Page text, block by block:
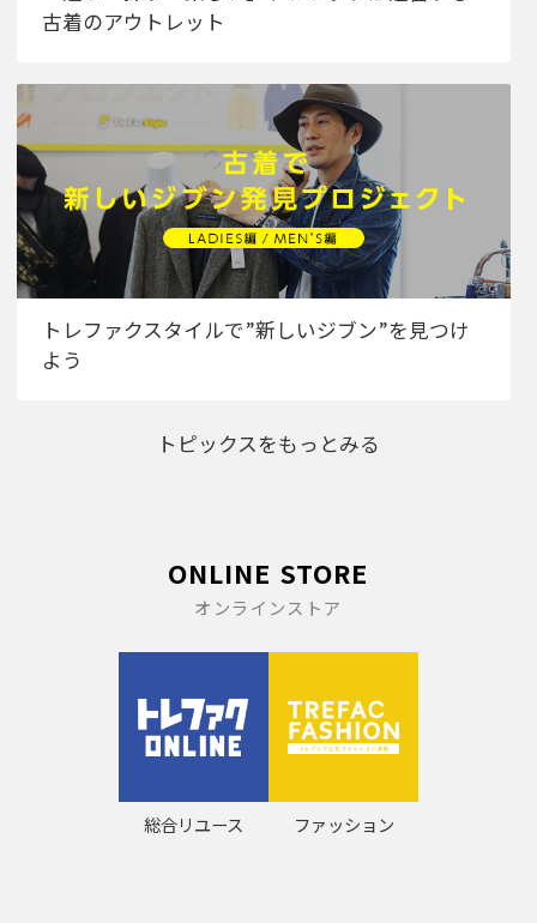
古着のアウトレット
トレファクスタイルで”新しいジブン”を見つけ
よう
トピックスをもっとみる
ONLINE STORE
オンラインストア
総合リユース ファッション